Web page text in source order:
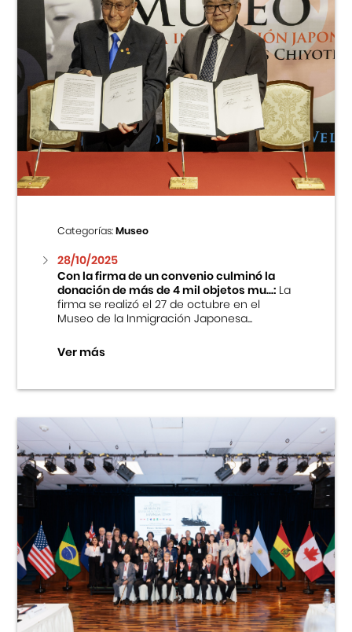
Categorías:Museo
28/10/2025
Con la firma de un convenio culminó la
donación de más de 4 mil objetos mu...:La
firma se realizó el 27 de octubre en el
Museo de la Inmigración Japonesa...
Ver más